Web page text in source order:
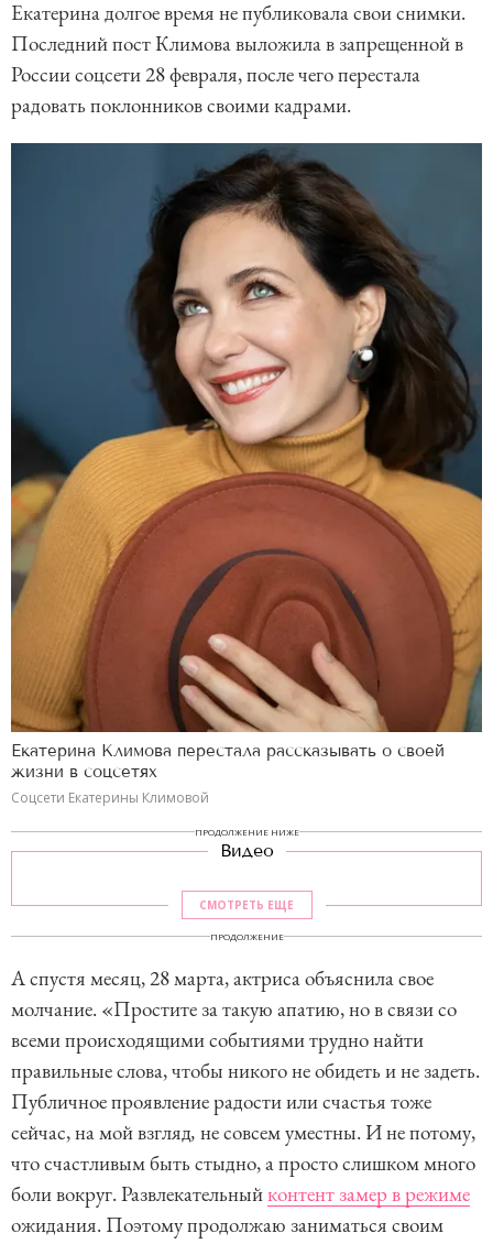
Екатерина долгое время не публиковала свои снимки.
Последний пост Климова выложила в запрещенной в
России соцсети 28 февраля, после чего перестала
радовать поклонников своими кадрами.
Екатерина Климова перестала рассказывать о своей
жизни в соцсетях
Соцсети Екатерины Климовой
ПРОДОЛЖЕНИЕ НИЖЕ
Видео
СМОТРЕТЬ ЕЩЕ
ПРОДОЛЖЕНИЕ
А спустя месяц, 28 марта, актриса объяснила свое
молчание. «Простите за такую апатию, но в связи со
всеми происходящими событиями трудно найти
правильные слова, чтобы никого не обидеть и не задеть.
Публичное проявление радости или счастья тоже
сейчас, на мой взгляд, не совсем уместны. И не потому,
что счастливым быть стыдно, а просто слишком много
боли вокруг. Развлекательныйконтент замер в режиме
ожидания. Поэтому продолжаю заниматься своим